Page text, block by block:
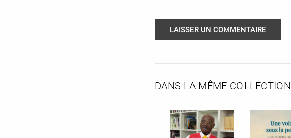
DANS LA MÊME COLLECTION